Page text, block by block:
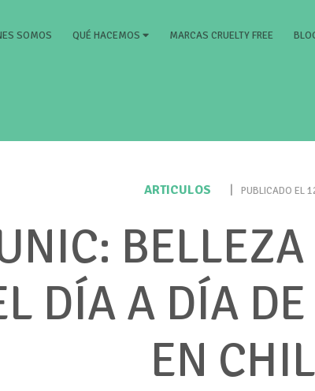
SOMOS (CURRENT)
QUÉ HACEMOS MARCAS CRUELTY FREE
ARTICULOS PUBLICADO EL
DÍA A DÍA
EN